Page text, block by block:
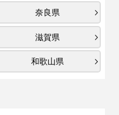
奈良県
滋賀県
和歌山県